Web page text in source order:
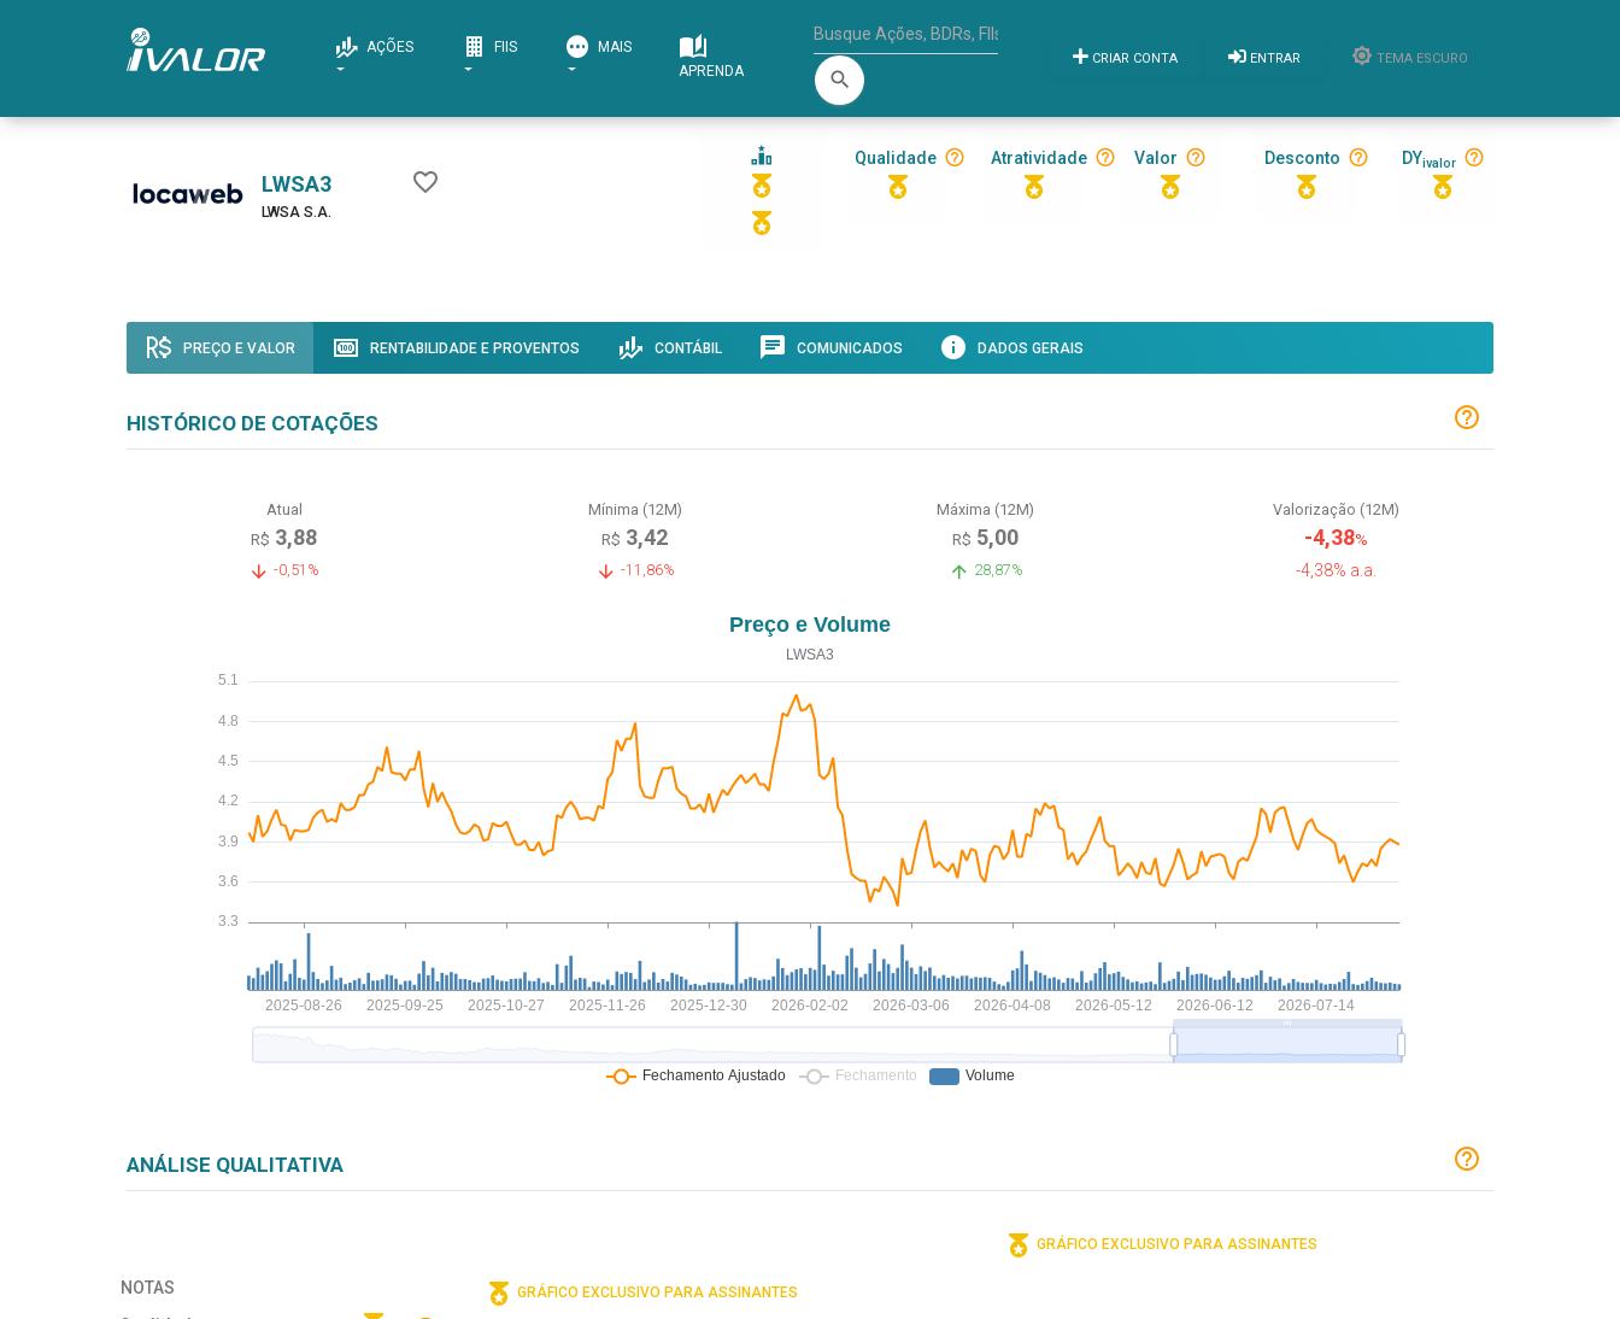
AÇÕES FIIS
MAIS
APRENDA
search
CRIAR CONTA ENTRAR TEMA ESCURO
LWSA3
LWSA S.A.
Qualidade Atratividade Valor Desconto DYivalor
PREÇO E VALOR RENTABILIDADE E PROVENTOS CONTÁBIL COMUNICADOS DADOS GERAIS
HISTÓRICO DE COTAÇÕES
Atual
R$ 3,88
-0,51%
Mínima (12M)
R$ 3,42
-11,86%
Máxima (12M)
R$ 5,00
28,87%
Valorização (12M)
-4,38%
-4,38% a.a.
ANÁLISE QUALITATIVA
NOTAS
GRÁFICO EXCLUSIVO PARA ASSINANTES
GRÁFICO EXCLUSIVO PARA ASSINANTES